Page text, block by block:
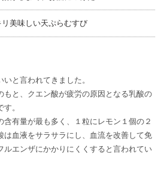
リ美味しい天ぷらむすび
と言われてきました。
もと、クエン酸が疲労の原因となる乳酸の
。
有量が最も多く、１粒にレモン１個の２
は血液をサラサラにし、血流を改善して免
ルエンザにかかりにくくすると言われてい